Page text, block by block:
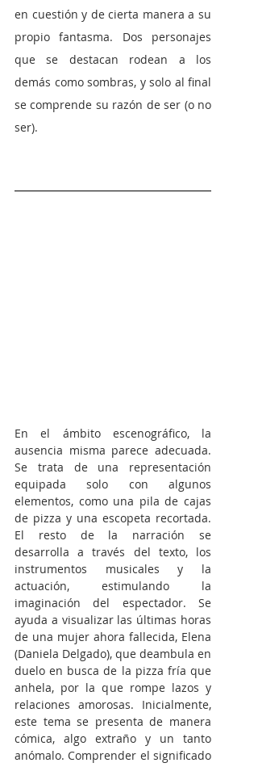
en cuestión y de cierta manera a su
propio fantasma. Dos personajes
que se destacan rodean a los
demás como sombras, y solo al final
se comprende su razón de ser (o no
ser).
En el ámbito escenográfico, la
ausencia misma parece adecuada.
Se trata de una representación
equipada solo con algunos
elementos, como una pila de cajas
de pizza y una escopeta recortada.
El resto de la narración se
desarrolla a través del texto, los
instrumentos musicales y la
actuación, estimulando la
imaginación del espectador. Se
ayuda a visualizar las últimas horas
de una mujer ahora fallecida, Elena
(Daniela Delgado), que deambula en
duelo en busca de la pizza fría que
anhela, por la que rompe lazos y
relaciones amorosas. Inicialmente,
este tema se presenta de manera
cómica, algo extraño y un tanto
anómalo. Comprender el significado